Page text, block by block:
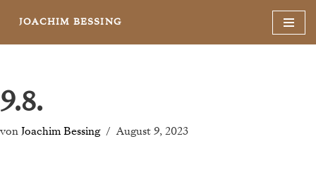
JOACHIM BESSING
9.8.
von Joachim Bessing August 9, 2023